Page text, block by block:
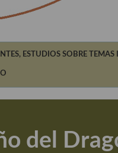
ESTUDIOS SOBRE TEMAS
del